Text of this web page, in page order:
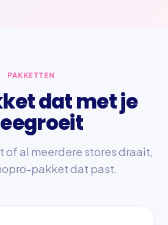
PAKKETTEN
dat met je
of al meerdere stores draait,
pakket dat past.